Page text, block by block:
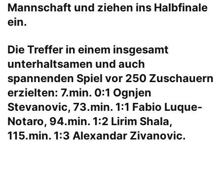
Mannschaft und ziehen ins Halbfinale
ein.
Die Treffer in einem insgesamt
unterhaltsamen und auch
spannenden Spiel vor 250 Zuschauern
erzielten: 7.min. 0:1 Ognjen
Stevanovic, 73.min. 1:1 Fabio Luque-
Notaro, 94.min. 1:2 Lirim Shala,
115.min. 1:3 Alexandar Zivanovic.